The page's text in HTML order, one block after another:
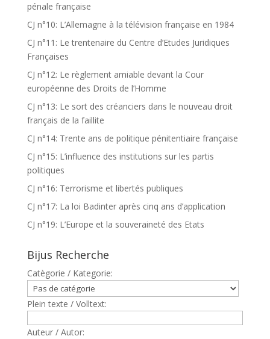
pénale française
CJ n°10: L’Allemagne à la télévision française en 1984
CJ n°11: Le trentenaire du Centre d’Etudes Juridiques
Françaises
CJ n°12: Le règlement amiable devant la Cour
européenne des Droits de l’Homme
CJ n°13: Le sort des créanciers dans le nouveau droit
français de la faillite
CJ n°14: Trente ans de politique pénitentiaire française
CJ n°15: L’influence des institutions sur les partis
politiques
CJ n°16: Terrorisme et libertés publiques
CJ n°17: La loi Badinter après cinq ans d’application
CJ n°19: L’Europe et la souveraineté des Etats
Bijus Recherche
Catègorie / Kategorie:
Plein texte / Volltext:
Auteur / Autor: